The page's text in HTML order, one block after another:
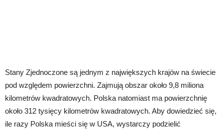
Stany Zjednoczone są jednym z największych krajów na świecie
pod względem powierzchni. Zajmują obszar około 9,8 miliona
kilometrów kwadratowych. Polska natomiast ma powierzchnię
około 312 tysięcy kilometrów kwadratowych. Aby dowiedzieć się,
ile razy Polska mieści się w USA, wystarczy podzielić